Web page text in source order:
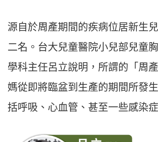
源自於周產期間的疾病位居新生
二名。台大兒童醫院小兒部兒童
學科主任呂立說明，所謂的「周
媽從即將臨盆到生產的期間所發
括呼吸、心血管、甚至一些感染症